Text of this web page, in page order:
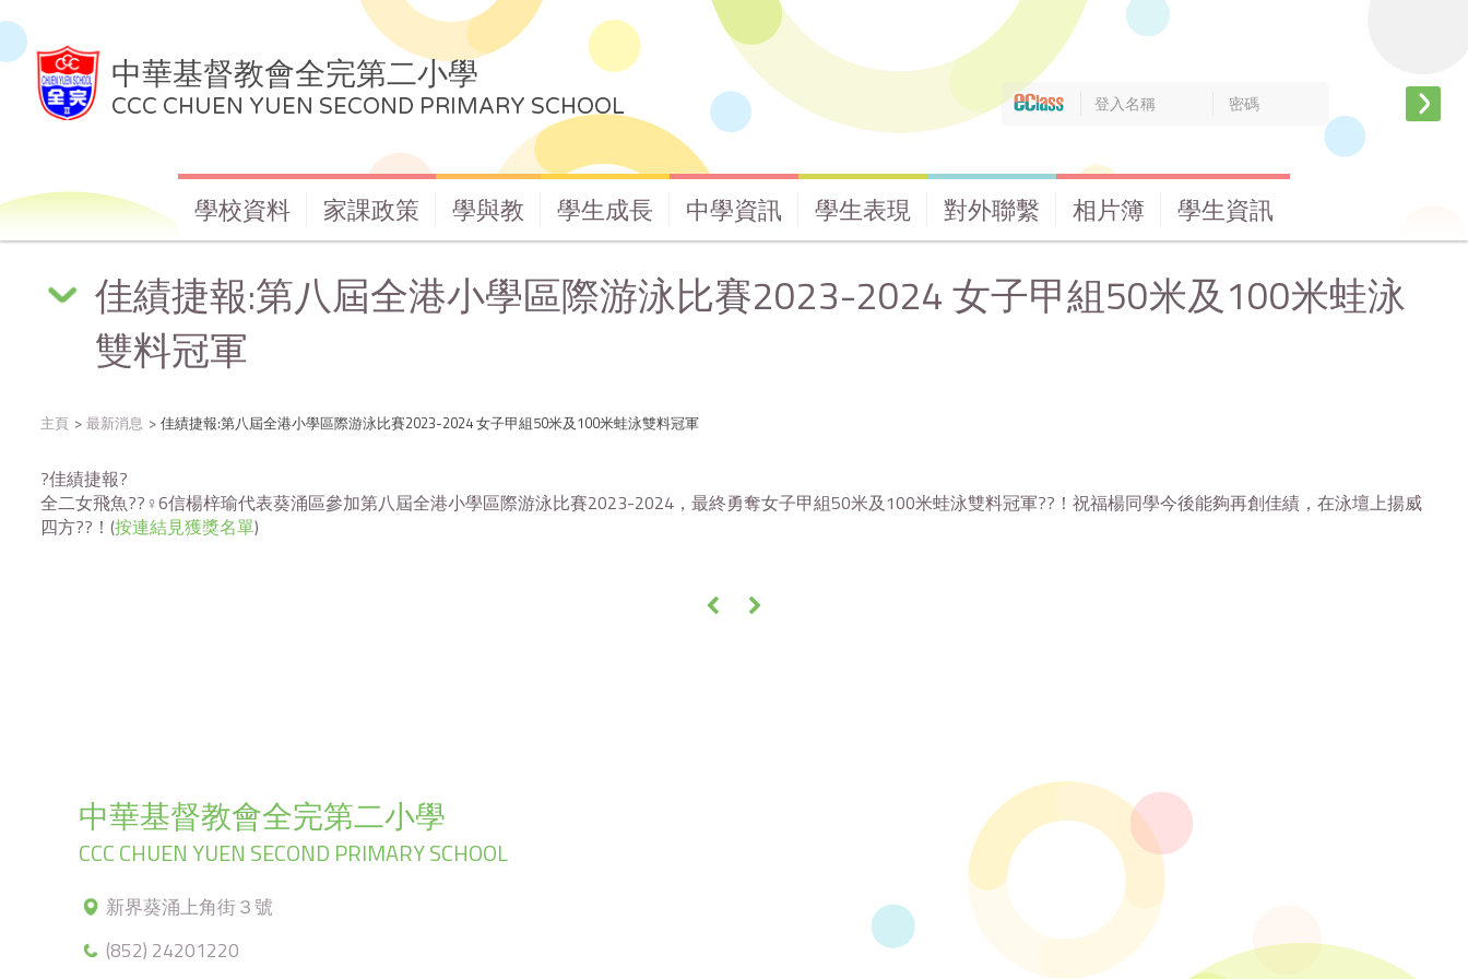
中華基督教會全完第二小學
CCC CHUEN YUEN SECOND PRIMARY SCHOOL
學校資料 家課政策 學與教 學生成長 中學資訊 學生表現 對外聯繫 相片簿 學生資訊
佳績捷報:第八屆全港小學區際游泳比賽2023-2024 女子甲組50米及100米蛙泳
雙料冠軍
主頁 最新消息 佳績捷報:第八屆全港小學區際游泳比賽2023-2024 女子甲組50米及100米蛙泳雙料冠軍
?佳績捷報?
全二女飛魚??‍♀️6信楊梓瑜代表葵涌區參加第八屆全港小學區際游泳比賽2023-2024，最終勇奪女子甲組50米及100米蛙泳雙料冠軍??！祝福楊同學今後能夠再創佳績，在泳壇上揚威
四方??！(按連結見獲獎名單)
« »
中華基督教會全完第二小學
CCC CHUEN YUEN SECOND PRIMARY SCHOOL
新界葵涌上角街３號
(852) 24201220